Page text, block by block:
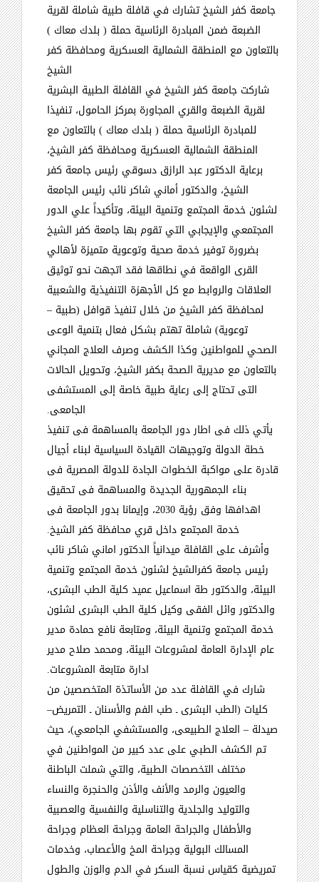
جامعة كفر الشيخ تشارك في قافلة طبية شاملة لقرية
الضبعة ضمن المبادرة الرئاسية حملة ( بلدك معاك )
بالتعاون مع المنطقة الشمالية العسكرية ومحافظة كفر
الشيخ
شاركت جامعة كفر الشيخ في القافلة الطبية البشرية
لقرية الضبعة والقري المجاورة بمركز الحامول، تنفيذا
للمبادرة الرئاسية حملة ( بلدك معاك ) بالتعاون مع
المنطقة الشمالية العسكرية ومحافظة كفر الشيخ،
برعاية الدكتور عبد الرازق دسوقي رئيس جامعة كفر
الشيخ، والدكتور أماني شاكر نائب رئيس الجامعة
لشئون خدمة المجتمع وتنمية البيئة، وتأكيداً علي الدور
المجتمعي والإيجابي التي تقوم بها جامعة كفر الشيخ
بضرورة توفير خدمة صحية وتوعوية متميزة لأهالي
القرى الواقعة في نطاقها فقد اتجهت نحو توثيق
العلاقات والروابط مع كل الأجهزة التنفيذية والشعبية
لمحافظة كفر الشيخ من خلال تنفيذ قوافل (طبية –
توعوية) شاملة تهتم بشكل فعال بتنمية الوعى
الصحي للمواطنين وكذا الكشف وصرف العلاج المجاني
بالتعاون مع مديرية الصحة بكفر الشيخ، وتحويل الحالات
التى تحتاج إلى رعاية طبية خاصة إلى المستشفى
الجامعى.
يأتي ذلك فى اطار دور الجامعة بالمساهمة فى تنفيذ
خطة الدولة وتوجيهات القيادة السياسية لبناء أجيال
قادرة على مواكبة الخطوات الجادة للدولة المصرية فى
بناء الجمهورية الجديدة والمساهمة فى تحقيق
اهدافها وفق رؤية 2030، وإيمانا بدور الجامعة فى
خدمة المجتمع داخل قري محافظة كفر الشيخ.
وأشرف على القافلة ميدانياً الدكتور اماني شاكر نائب
رئيس جامعة كفرالشيخ لشئون خدمة المجتمع وتنمية
البيئة، والدكتور طة اسماعيل عميد كلية الطب البشرى،
والدكتور وائل الفقى وكيل كلية الطب البشرى لشئون
خدمة المجتمع وتنمية البيئة، ومتابعة نافع حمادة مدير
عام الإدارة العامة لمشروعات البيئة، ومحمد صلاح مدير
ادارة متابعة المشروعات.
شارك في القافلة عدد من الأساتذة المتخصصين من
كليات (الطب البشرى ـ طب الفم والأسنان ـ التمريض–
صيدلة – العلاج الطبيعى، والمستشفي الجامعي)، حيث
تم الكشف الطبي على عدد كبير من المواطنين في
مختلف التخصصات الطبية، والتي شملت الباطنة
والعيون والرمد والأنف والأذن والحنجرة والنساء
والتوليد والجلدية والتناسلية والنفسية والعصبية
والأطفال والجراحة العامة وجراحة العظام وجراحة
المسالك البولية وجراحة المخ والأعصاب، وخدمات
تمريضية كقياس نسبة السكر في الدم والوزن والطول